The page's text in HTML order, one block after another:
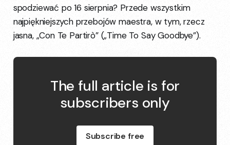
spodziewać po 16 sierpnia? Przede wszystkim
najpiękniejszych przebojów maestra, w tym, rzecz
jasna, „Con Te Partirò” („Time To Say Goodbye”).
The full article is for
subscribers only
Subscribe free